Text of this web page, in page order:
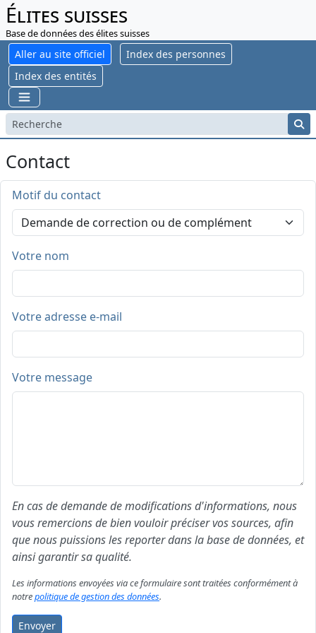
Élites suisses
Base de données des élites suisses
Aller au site officiel
Index des personnes
Index des entités
Contact
Motif du contact
Votre nom
Votre adresse e-mail
Votre message
En cas de demande de modifications d'informations, nous
vous remercions de bien vouloir préciser vos sources, afin
que nous puissions les reporter dans la base de données, et
ainsi garantir sa qualité.
Les informations envoyées via ce formulaire sont traitées conformément à
notrepolitique de gestion des données.
Envoyer